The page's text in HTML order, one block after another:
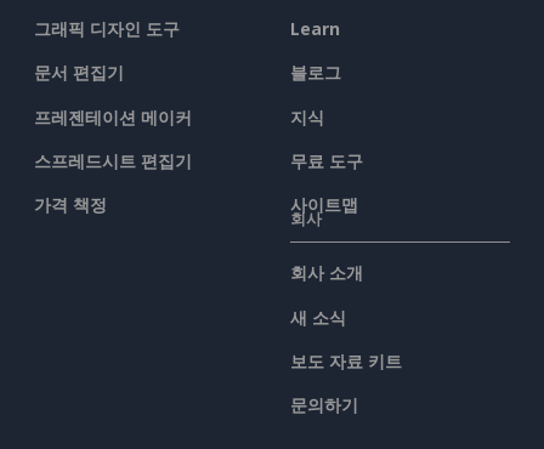
그래픽 디자인 도구
문서 편집기
프레젠테이션 메이커
스프레드시트 편집기
가격 책정
Learn
블로그
지식
무료 도구
사이트맵
회사
회사 소개
새 소식
보도 자료 키트
문의하기